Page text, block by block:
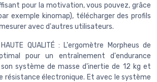
pour la motivation, vous pouvez, grâce
exemple kinomap), télécharger des profils
avec d'autres utilisateurs.
QUALITÉ : L'ergomètre Morpheus de
pour un entraînement d'endurance
système de masse d'inertie de 12 kg et
résistance électronique. Et avec le système